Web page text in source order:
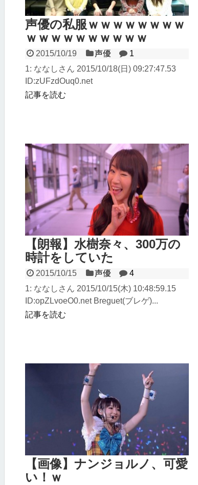
声優の私服ｗｗｗｗｗｗｗｗ
ｗｗｗｗｗｗｗｗｗｗ
2015/10/19 声優
1
1: ななしさん 2015/10/18(日) 09:27:47.53
ID:zUFzdOuq0.net
記事を読む
【朗報】水樹奈々、300万の
時計をしていた
2015/10/15 声優
4
1: ななしさん 2015/10/15(木) 10:48:59.15
ID:opZLvoeO0.net Breguet(ブレゲ)...
記事を読む
【画像】ナンジョルノ、可愛
い！ｗ